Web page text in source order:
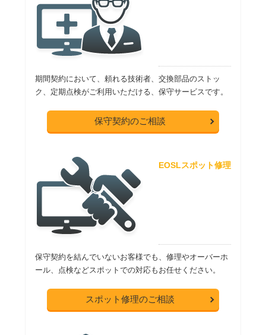
期間契約において、頼れる技術者、交換部品のストッ
ク、定期点検がご利用いただける、保守サービスです。
保守契約のご相談
EOSLスポット修理
保守契約を結んでいないお客様でも、修理やオーバーホ
ール、点検などスポットでの対応もお任せください。
スポット修理のご相談